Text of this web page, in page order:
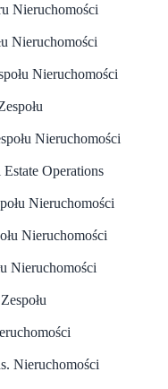
Nieruchomości
Nieruchomości
Nieruchomości
Nieruchomości
Operations
Nieruchomości
Nieruchomości
Nieruchomości
Nieruchomości